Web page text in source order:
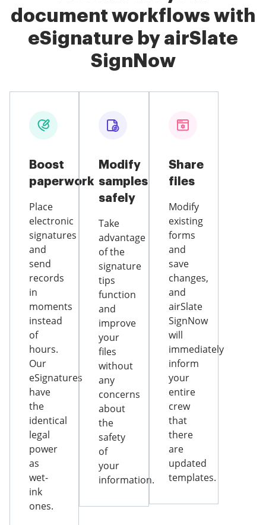
document workflows with
eSignature by airSlate
SignNow
Boost
paperwork
Place
electronic
signatures
and
send
records
in
moments
instead
of
hours.
Our
eSignatures
have
the
identical
legal
power
as
wet-
ink
ones.
Modify
samples
safely
Take
advantage
of the
signature
tips
function
and
improve
your
files
without
any
concerns
about
the
safety
of
your
information.
Share
files
Modify
existing
forms
and
save
changes,
and
airSlate
SignNow
will
immediately
inform
your
entire
crew
that
there
are
updated
templates.